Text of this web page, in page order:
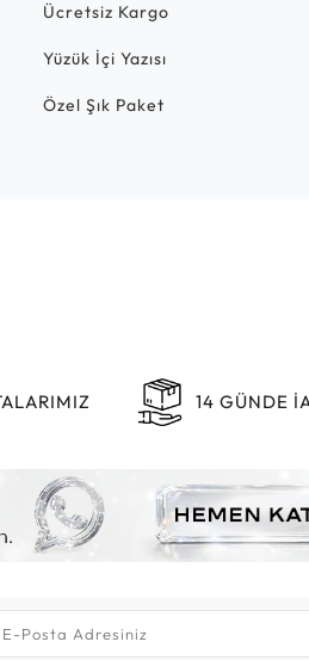
Ücretsiz Kargo
Yüzük İçi Yazısı
Özel Şık Paket
14 GÜNDE